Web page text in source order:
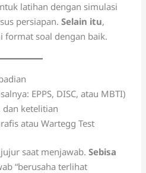
latihan dengan simulasi
persiapan.Selain itu,
format soal dengan baik.
EPPS, DISC, atau MBTI)
dan ketelitian
atau Wartegg Test
saat menjawab.Sebisa
“berusaha terlihat